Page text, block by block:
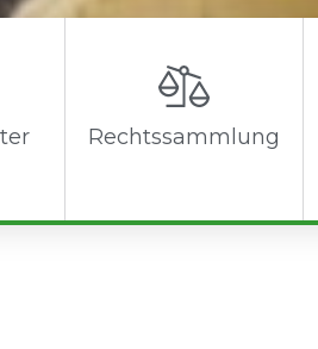
Rechtssammlung